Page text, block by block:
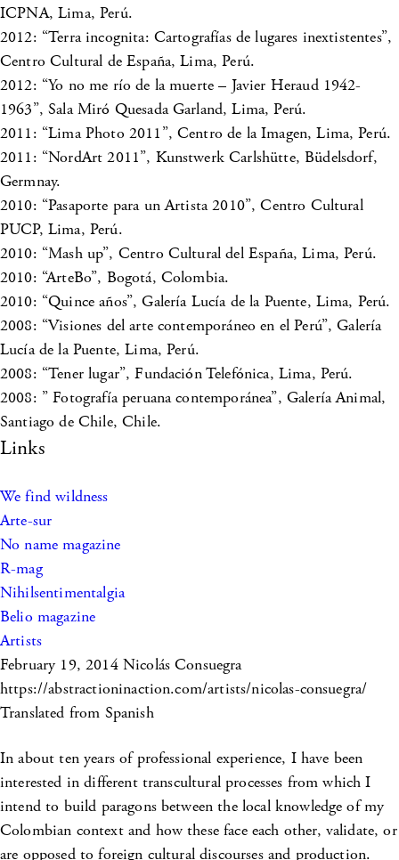
ICPNA, Lima, Perú.
2012: “Terra incognita: Cartografías de lugares inextistentes”,
Centro Cultural de España, Lima, Perú.
2012: “Yo no me río de la muerte – Javier Heraud 1942-
1963”, Sala Miró Quesada Garland, Lima, Perú.
2011: “Lima Photo 2011”, Centro de la Imagen, Lima, Perú.
2011: “NordArt 2011”, Kunstwerk Carlshütte, Büdelsdorf,
Germnay.
2010: “Pasaporte para un Artista 2010”, Centro Cultural
PUCP, Lima, Perú.
2010: “Mash up”, Centro Cultural del España, Lima, Perú.
2010: “ArteBo”, Bogotá, Colombia.
2010: “Quince años”, Galería Lucía de la Puente, Lima, Perú.
2008: “Visiones del arte contemporáneo en el Perú”, Galería
Lucía de la Puente, Lima, Perú.
2008: “Tener lugar”, Fundación Telefónica, Lima, Perú.
2008: ” Fotografía peruana contemporánea”, Galería Animal,
Santiago de Chile, Chile.
Links
We find wildness
Arte-sur
No name magazine
R-mag
Nihilsentimentalgia
Belio magazine
Artists
February 19, 2014 Nicolás Consuegra
https://abstractioninaction.com/artists/nicolas-consuegra/
Translated from Spanish
In about ten years of professional experience, I have been
interested in different transcultural processes from which I
intend to build paragons between the local knowledge of my
Colombian context and how these face each other, validate, or
are opposed to foreign cultural discourses and production.